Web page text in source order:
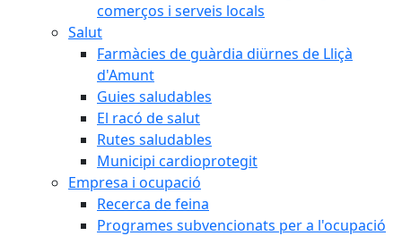
comerços i serveis locals
Salut
Farmàcies de guàrdia diürnes de Lliçà
d'Amunt
Guies saludables
El racó de salut
Rutes saludables
Municipi cardioprotegit
Empresa i ocupació
Recerca de feina
Programes subvencionats per a l'ocupació